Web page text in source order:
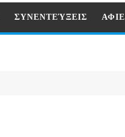
ΣΥΝΕΝΤΕΎΞΕΙΣ